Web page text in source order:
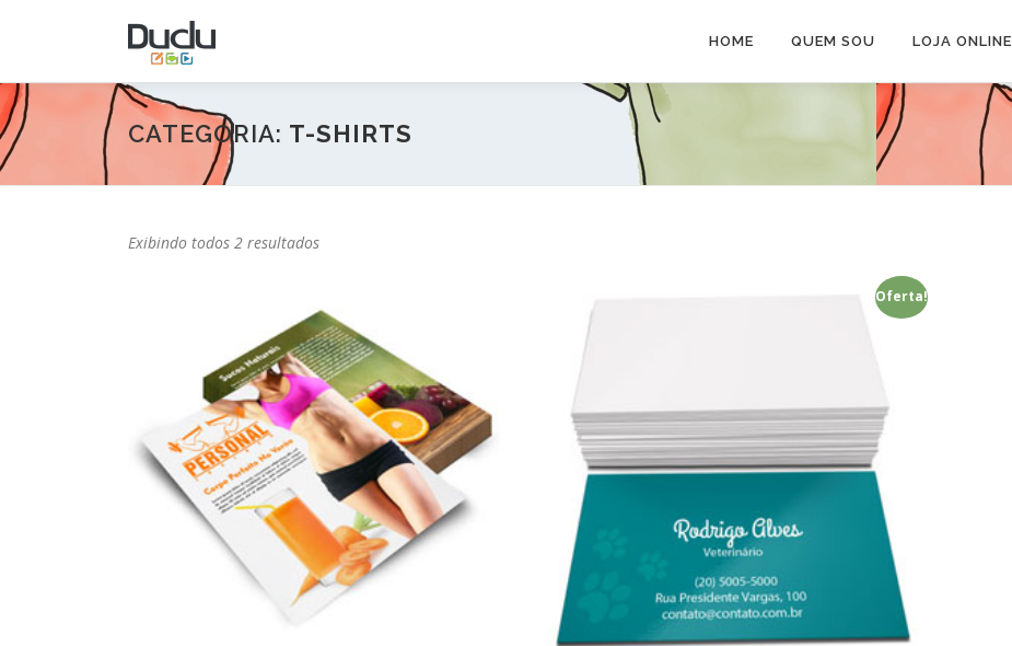
conteúdo
HOME QUEM SOU LOJA ONLINE
CATEGORIA: T-SHIRTS
Exibindo todos 2 resultados
Oferta!